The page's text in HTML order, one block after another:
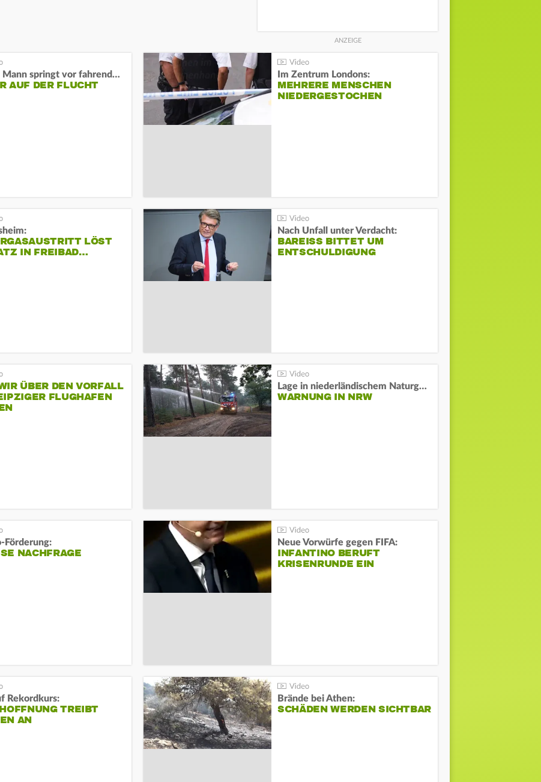
BaWü: Mann springt vor fahrendes Auto und schießt
AUF DER FLUCHT
Im Zentrum Londons:
MEHRERE MENSCHEN
NIEDERGESTOCHEN
LÖST
IN FREIBAD…
Nach Unfall unter Verdacht:
BAREISS BITTET UM E
NTSCHULDIGUNG
ÜBER DEN VORFALL
FLUGHAFEN
Lage in niederländischem Naturgebiet stabil
WARNUNG IN NRW
Förderung:
NACHFRAGE
Neue Vorwürfe gegen FIFA:
INFANTINO BERUFT
KRISENRUNDE EIN
Rekordkurs:
TREIBT
AN
Brände bei Athen:
SCHÄDEN WERDEN SICHTBAR